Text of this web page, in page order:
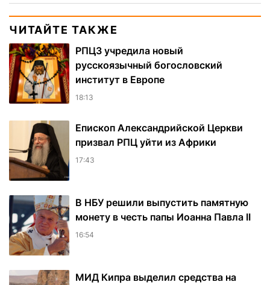
ЧИТАЙТЕ ТАКЖЕ
РПЦЗ учредила новый
русскоязычный богословский
институт в Европе
18:13
Епископ Александрийской Церкви
призвал РПЦ уйти из Африки
17:43
В НБУ решили выпустить памятную
монету в честь папы Иоанна Павла II
16:54
МИД Кипра выделил средства на